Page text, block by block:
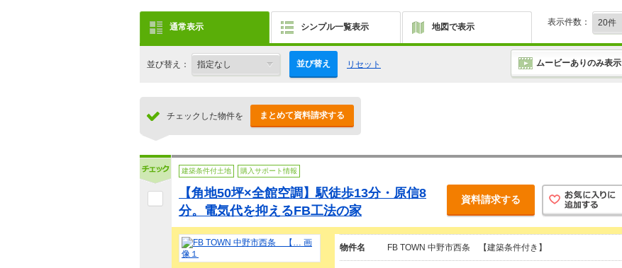
通常表示 シンプル一覧表示 地図で表示 表示件数：
並び替え： 並び替え リセット ムービーありのみ表示
チェックした物件を まとめて資料請求する
建築条件付土地 購入サポート情報
【角地50坪×全館空調】駅徒歩13分・原信8
分。電気代を抑えるFB工法の家
資料請求する
物件名 FB TOWN 中野市西条 【建築条件付き】